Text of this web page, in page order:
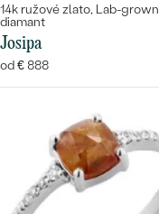
14k ružové zlato, Lab-grown
diamant
Josipa
od € 888